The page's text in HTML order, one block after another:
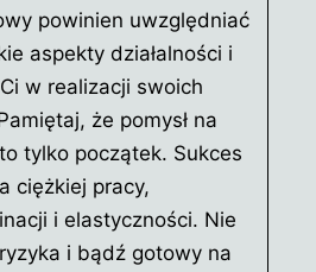
powinien uwzględniać
aspekty działalności i
w realizacji swoich
że pomysł na
tylko początek. Sukces
ciężkiej pracy,
i elastyczności. Nie
i bądź gotowy na